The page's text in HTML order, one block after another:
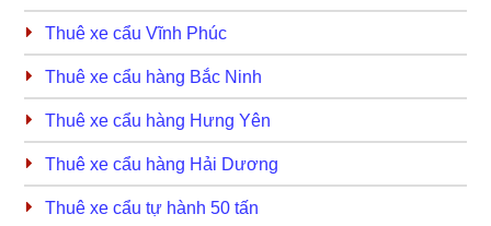
Thuê xe cẩu Vĩnh Phúc
Thuê xe cẩu hàng Bắc Ninh
Thuê xe cẩu hàng Hưng Yên
Thuê xe cẩu hàng Hải Dương
Thuê xe cẩu tự hành 50 tấn